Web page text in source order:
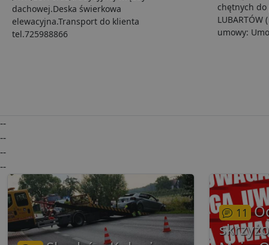
dachowej.Deska świerkowa
elewacyjna.Transport do klienta
tel.725988866
chętnych do
LUBARTÓW
umowy:
--
--
--
--
11